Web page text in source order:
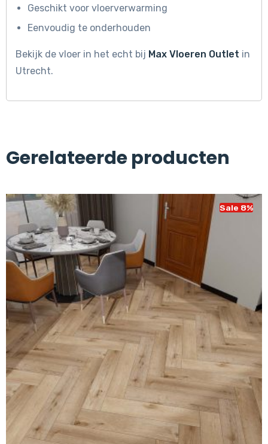
Geschikt voor vloerverwarming
Eenvoudig te onderhouden
Bekijk de vloer in het echt bij Max Vloeren Outlet in
Utrecht.
Gerelateerde producten
Sale 8%